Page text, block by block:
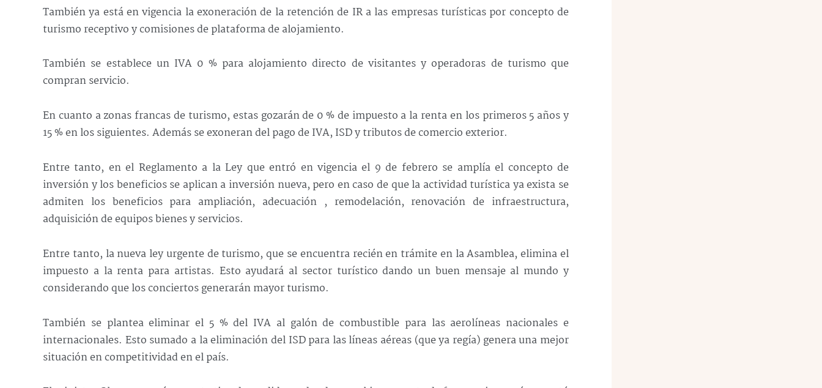
También ya está en vigencia la exoneración de la retención de IR a las empresas turísticas por concepto de
turismo receptivo y comisiones de plataforma de alojamiento.
También se establece un IVA 0 % para alojamiento directo de visitantes y operadoras de turismo que
compran servicio.
En cuanto a zonas francas de turismo, estas gozarán de 0 % de impuesto a la renta en los primeros 5 años y
15 % en los siguientes. Además se exoneran del pago de IVA, ISD y tributos de comercio exterior.
Entre tanto, en el Reglamento a la Ley que entró en vigencia el 9 de febrero se amplía el concepto de
inversión y los beneficios se aplican a inversión nueva, pero en caso de que la actividad turística ya exista se
admiten los beneficios para ampliación, adecuación , remodelación, renovación de infraestructura,
adquisición de equipos bienes y servicios.
Entre tanto, la nueva ley urgente de turismo, que se encuentra recién en trámite en la Asamblea, elimina el
impuesto a la renta para artistas. Esto ayudará al sector turístico dando un buen mensaje al mundo y
considerando que los conciertos generarán mayor turismo.
También se plantea eliminar el 5 % del IVA al galón de combustible para las aerolíneas nacionales e
internacionales. Esto sumado a la eliminación del ISD para las líneas aéreas (que ya regía) genera una mejor
situación en competitividad en el país.